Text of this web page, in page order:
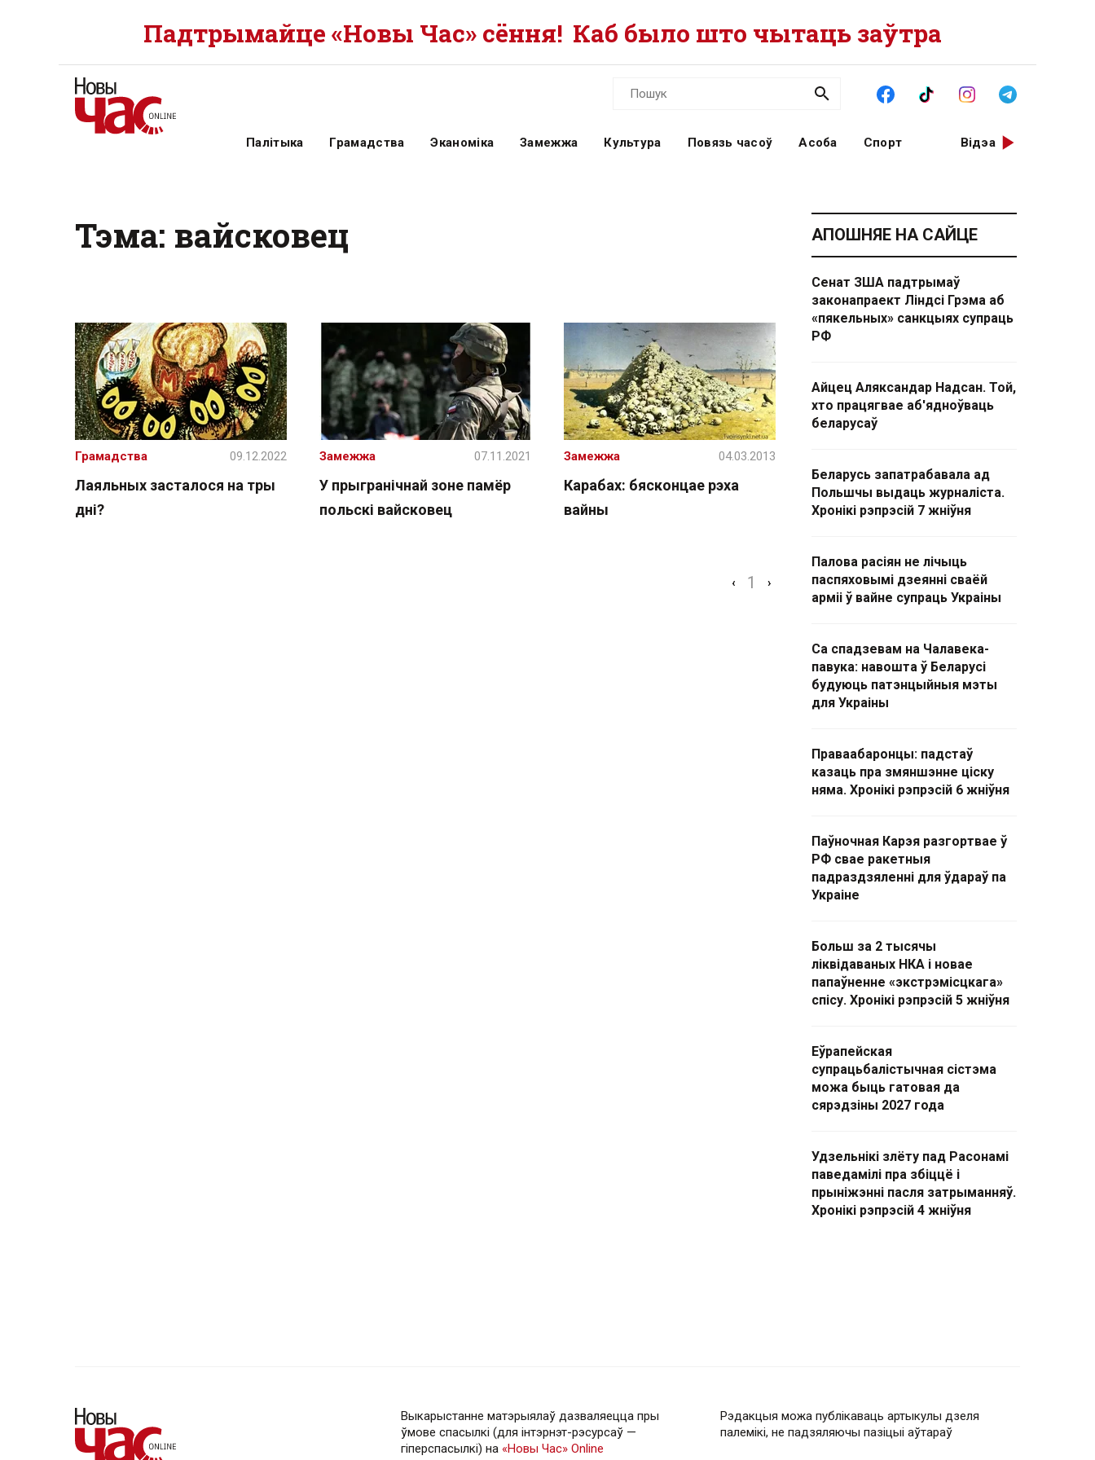
Падтрымайце «Новы Час» сёння! Каб было што чытаць заўтра
Палітыка Грамадства Эканоміка Замежжа Культура Повязь часоў Асоба Спорт Відэа
Тэма: вайсковец
Лаяльных засталося на тры
дні?
Грамадства 09.12.2022
У прыгранічнай зоне памёр
польскі вайсковец
Замежжа 07.11.2021
Карабах: бясконцае рэха
вайны
Замежжа 04.03.2013
‹ 1 ›
АПОШНЯЕ НА САЙЦЕ
Сенат ЗША падтрымаў
законапраект Ліндсі Грэма аб
«пякельных» санкцыях супраць
РФ
Айцец Аляксандар Надсан. Той,
хто працягвае аб'ядноўваць
беларусаў
Беларусь запатрабавала ад
Польшчы выдаць журналіста.
Хронікі рэпрэсій 7 жніўня
Палова расіян не лічыць
паспяховымі дзеянні сваёй
арміі ў вайне супраць Украіны
Са спадзевам на Чалавека-
павука: навошта ў Беларусі
будуюць патэнцыйныя мэты
для Украіны
Праваабаронцы: падстаў
казаць пра змяншэнне ціску
няма. Хронікі рэпрэсій 6 жніўня
Паўночная Карэя разгортвае ў
РФ свае ракетныя
падраздзяленні для ўдараў па
Украіне
Больш за 2 тысячы
ліквідаваных НКА і новае
папаўненне «экстрэмісцкага»
спісу. Хронікі рэпрэсій 5 жніўня
Еўрапейская
супрацьбалістычная сістэма
можа быць гатовая да
сярэдзіны 2027 года
Удзельнікі злёту пад Расонамі
паведамілі пра збіццё і
прыніжэнні пасля затрыманняў.
Хронікі рэпрэсій 4 жніўня
Выкарыстанне матэрыялаў дазваляецца пры
ўмове спасылкі (для інтэрнэт-рэсурсаў —
гiперспасылкi) на «Новы Час» Online
Рэдакцыя можа публікаваць артыкулы дзеля
палемікі, не падзяляючы пазіцыі аўтараў